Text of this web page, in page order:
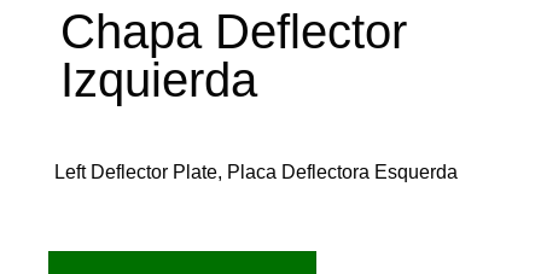
Chapa Deflector
Izquierda
Left Deflector Plate, Placa Deflectora Esquerda